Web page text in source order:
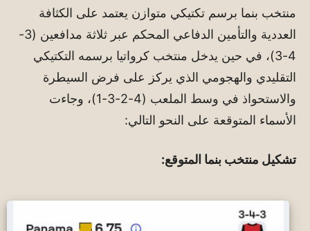
منتخب بنما برسم تكتيكي متوازن يعتمد على الكثافة
العددية والتأمين الدفاعي المحكم عبر ثلاثة مدافعين (3-
4-3)، في حين يدخل منتخب كرواتيا برسمه التكتيكي
التقليدي والهجومي الذي يركز على فرض السيطرة
والاستحواذ في وسط الملعب (4-2-3-1)، وجاءت
الأسماء المتوقعة على النحو التالي:
تشكيل منتخب بنما المتوقع: